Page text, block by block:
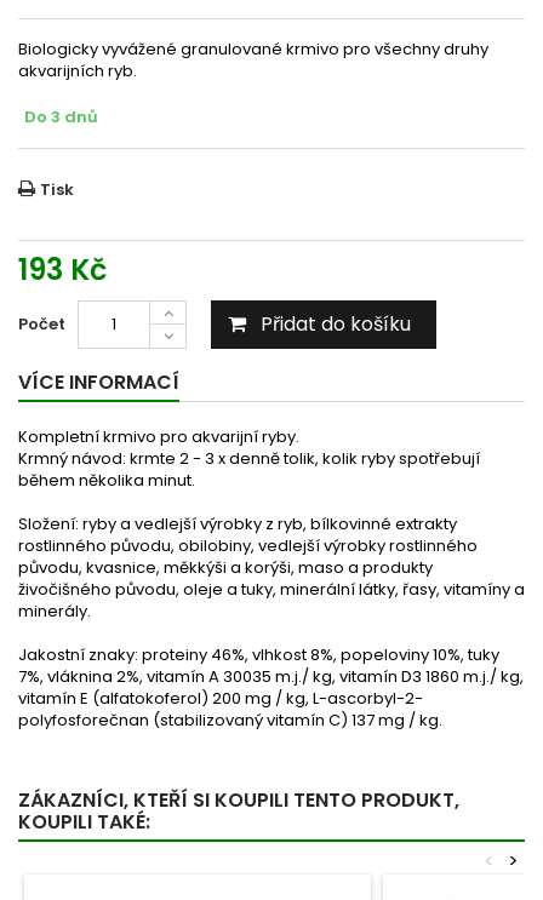
Biologicky vyvážené granulované krmivo pro všechny druhy
akvarijních ryb.
Do 3 dnů
Tisk
193 Kč
Počet Přidat do košíku
VÍCE INFORMACÍ
Kompletní krmivo pro akvarijní ryby.
Krmný návod: krmte 2 - 3 x denně tolik, kolik ryby spotřebují
během několika minut.
Složení: ryby a vedlejší výrobky z ryb, bílkovinné extrakty
rostlinného původu, obilobiny, vedlejší výrobky rostlinného
původu, kvasnice, měkkýši a korýši, maso a produkty
živočišného původu, oleje a tuky, minerální látky, řasy, vitamíny a
minerály.
Jakostní znaky: proteiny 46%, vlhkost 8%, popeloviny 10%, tuky
7%, vláknina 2%, vitamín A 30035 m.j./ kg, vitamín D3 1860 m.j./ kg,
vitamín E (alfatokoferol) 200 mg / kg, L-ascorbyl-2-
polyfosforečnan (stabilizovaný vitamín C) 137 mg / kg.
ZÁKAZNÍCI, KTEŘÍ SI KOUPILI TENTO PRODUKT,
KOUPILI TAKÉ:
>
<